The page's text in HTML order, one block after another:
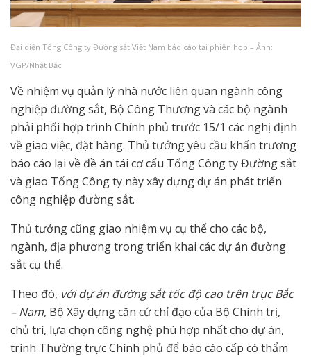
Đại diện Tổng Công ty Đường sắt Việt Nam báo cáo tại phiên họp – Ảnh:
VGP/Nhật Bắc
Về nhiệm vụ quản lý nhà nước liên quan ngành công
nghiệp đường sắt, Bộ Công Thương và các bộ ngành
phải phối hợp trình Chính phủ trước 15/1 các nghị định
về giao việc, đặt hàng. Thủ tướng yêu cầu khẩn trương
báo cáo lại về đề án tái cơ cấu Tổng Công ty Đường sắt
và giao Tổng Công ty này xây dựng dự án phát triển
công nghiệp đường sắt.
Thủ tướng cũng giao nhiệm vụ cụ thể cho các bộ,
ngành, địa phương trong triển khai các dự án đường
sắt cụ thể.
Theo đó, với dự án đường sắt tốc độ cao trên trục Bắc
– Nam, Bộ Xây dựng căn cứ chỉ đạo của Bộ Chính trị,
chủ trì, lựa chọn công nghệ phù hợp nhất cho dự án,
trình Thường trực Chính phủ để báo cáo cấp có thẩm